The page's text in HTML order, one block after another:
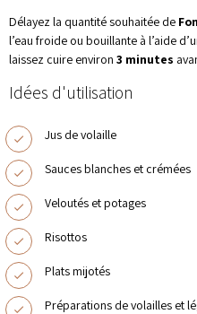
Délayez la quantité souhaitée de
l’eau froide ou bouillante à l’aide
laissez cuire environ 3 minutes
Idées d'utilisation
Jus de volaille
Sauces blanches et crémées
Veloutés et potages
Risottos
Plats mijotés
Préparations de volailles et